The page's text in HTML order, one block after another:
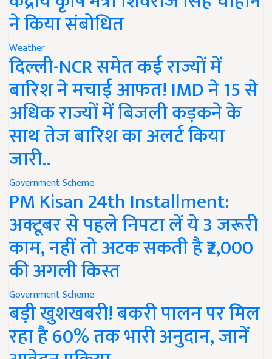
ने किया संबोधित
Weather
दिल्ली-NCR समेत कई राज्यों में
बारिश ने मचाई आफत! IMD ने 15 से
अधिक राज्यों में बिजली कड़कने के
साथ तेज बारिश का अलर्ट किया
जारी..
Government Scheme
PM Kisan 24th Installment:
अक्टूबर से पहले निपटा लें ये 3 जरूरी
काम, नहीं तो अटक सकती है ₹2,000
की अगली किस्त
Government Scheme
बड़ी खुशखबरी! बकरी पालन पर मिल
रहा है 60% तक भारी अनुदान, जानें